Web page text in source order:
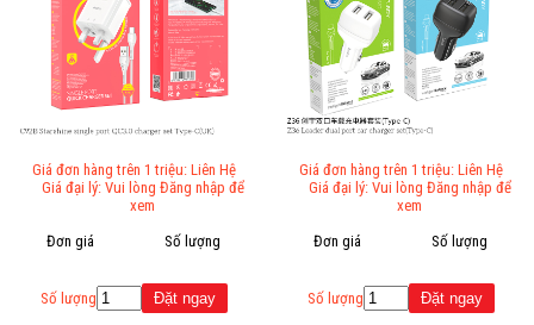
Giá đơn hàng trên 1 triệu: Liên Hệ
Giá đại lý: Vui lòng Đăng nhập để
xem
Đơn giá
Số lượng
Số lượng
Giá đơn hàng trên 1 triệu: Liên Hệ
Giá đại lý: Vui lòng Đăng nhập để
xem
Đơn giá
Số lượng
Số lượng